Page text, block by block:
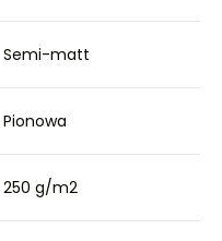
Semi-matt
Pionowa
250 g/m2